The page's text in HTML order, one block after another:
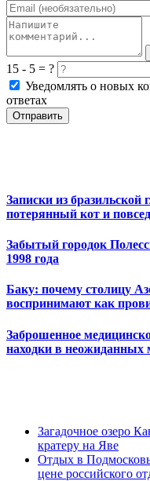
15 - 5 = ?
Уведомлять о новых
ответах
Отправить
Записки из бразильской
потерянный кот и
Забытый городок
1998 года
Баку: почему столицу
воспринимают как
Заброшенное
находки в неожиданных
Загадочное озеро
кратеру на Яве
Отдых в
цене российского